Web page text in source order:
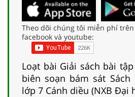
Theo dõi chúng tôi miễn phí
facebook và youtube:
Loạt bài Giải sách bài
biên soạn bám sát
lớp 7 Cánh diều (NXB Đại